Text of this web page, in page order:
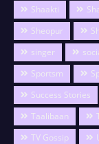
Shaakti
Sheopur
singer
Sportsm
Success Stories
Taalibaan
TV Gossip